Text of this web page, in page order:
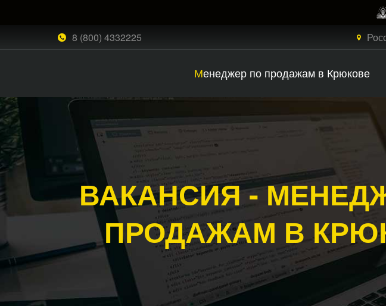
8 (800) 4332225
Менеджер по продажам в Крюкове
ВАКАНСИЯ -
ПРОДАЖАМ В
ЗАКАЗАТЬ